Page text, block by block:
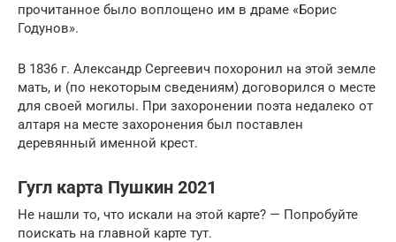
прочитанное было воплощено им в драме «Борис
Годунов».
В 1836 г. Александр Сергеевич похоронил на этой земле
мать, и (по некоторым сведениям) договорился о месте
для своей могилы. При захоронении поэта недалеко от
алтаря на месте захоронения был поставлен
деревянный именной крест.
Гугл карта Пушкин 2021
Не нашли то, что искали на этой карте? — Попробуйте
поискать на главной карте тут.